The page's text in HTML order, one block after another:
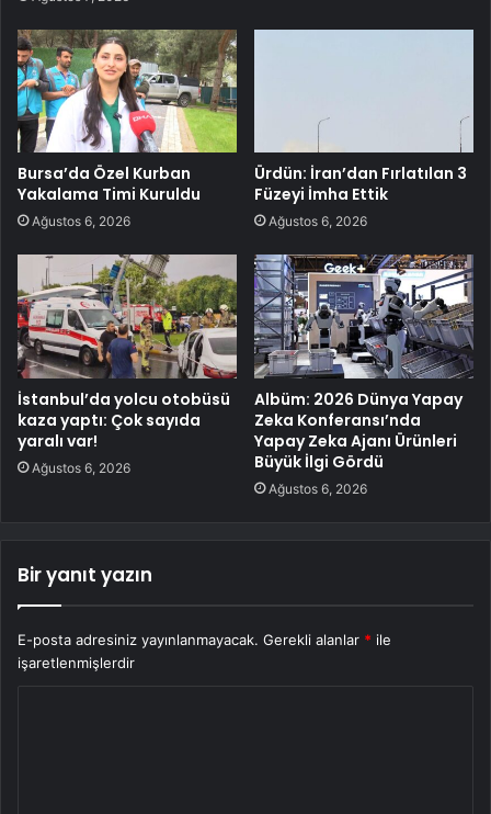
Bursa’da Özel Kurban
Yakalama Timi Kuruldu
Ağustos 6, 2026
Ürdün: İran’dan Fırlatılan 3
Füzeyi İmha Ettik
Ağustos 6, 2026
İstanbul’da yolcu otobüsü
kaza yaptı: Çok sayıda
yaralı var!
Ağustos 6, 2026
Albüm: 2026 Dünya Yapay
Zeka Konferansı’nda
Yapay Zeka Ajanı Ürünleri
Büyük İlgi Gördü
Ağustos 6, 2026
Bir yanıt yazın
E-posta adresiniz yayınlanmayacak. Gerekli alanlar * ile
işaretlenmişlerdir